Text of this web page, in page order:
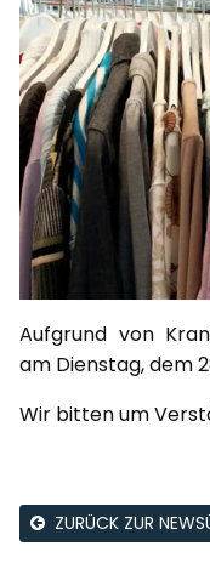
Aufgrund von
am Dienstag, dem
Wir bitten um
ZURÜCK ZUR